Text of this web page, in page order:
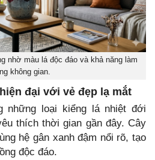
nhờ màu lá độc đáo và khả năng làm
không gian.
đại với vẻ đẹp lạ mắt
những loại kiểng lá nhiệt đới
thích thời gian gần đây. Cây
hệ gân xanh đậm nổi rõ, tạo
độc đáo.